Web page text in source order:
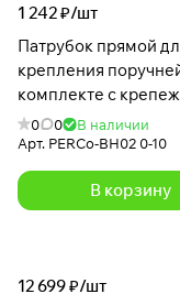
1 242 ₽/шт
Патрубок прямой
крепления
комплекте с
BH02 0-10
0 0
В наличии
Арт. PERCo-BH02 0-10
В корзину
12 699 ₽/шт